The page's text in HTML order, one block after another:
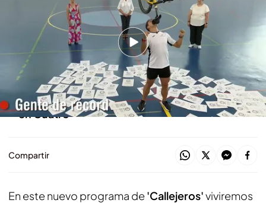
Callejeros
11 DIC 2024 - 11:38h.
¡No te pierdas un nuevo programa de
'Callejeros'!
El próximo lunes 16 de diciembre a las 22:50h,
en Cuatro
Compartir
En este nuevo programa de 'Callejeros'viviremos